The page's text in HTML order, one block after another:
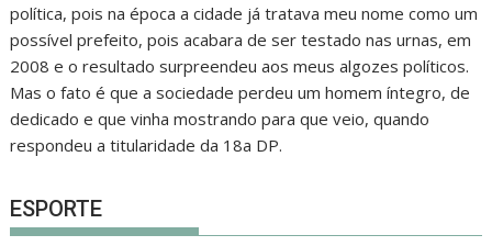
política, pois na época a cidade já tratava meu nome como um
possível prefeito, pois acabara de ser testado nas urnas, em
2008 e o resultado surpreendeu aos meus algozes políticos.
Mas o fato é que a sociedade perdeu um homem íntegro, de
dedicado e que vinha mostrando para que veio, quando
respondeu a titularidade da 18a DP.
ESPORTE